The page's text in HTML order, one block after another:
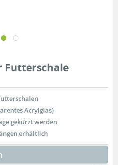
Futterschale
Acrylglas)
gekürzt werden
erhältlich